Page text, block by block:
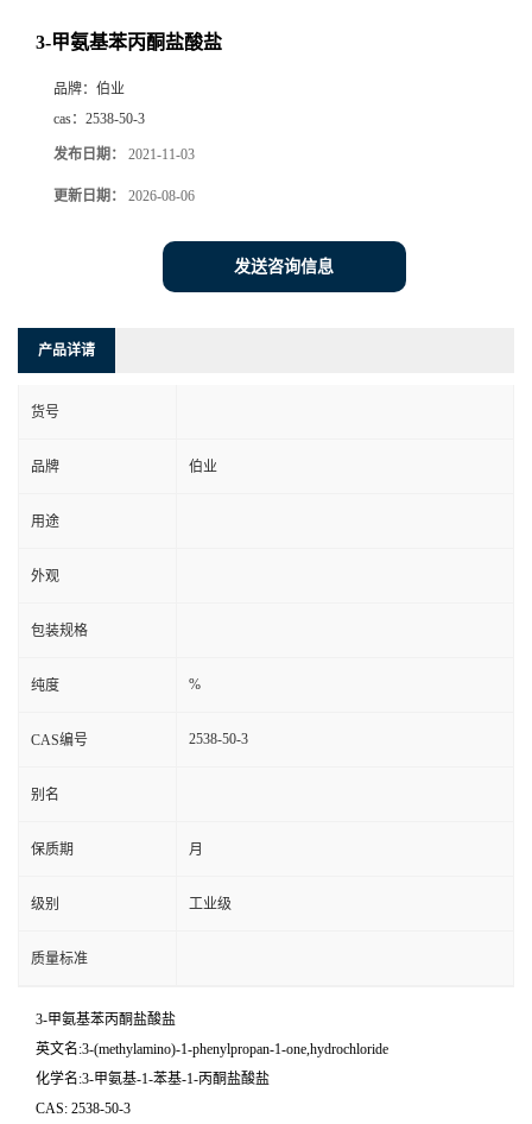
3-甲氨基苯丙酮盐酸盐
品牌： 伯业
cas： 2538-50-3
发布日期： 2021-11-03
更新日期： 2026-08-06
发送咨询信息
产品详请
货号
品牌 伯业
用途
外观
包装规格
纯度 %
CAS编号 2538-50-3
别名
保质期 月
级别 工业级
质量标准
3-甲氨基苯丙酮盐酸盐
英文名:3-(methylamino)-1-phenylpropan-1-one,hydrochloride
化学名:3-甲氨基-1-苯基-1-丙酮盐酸盐
CAS: 2538-50-3